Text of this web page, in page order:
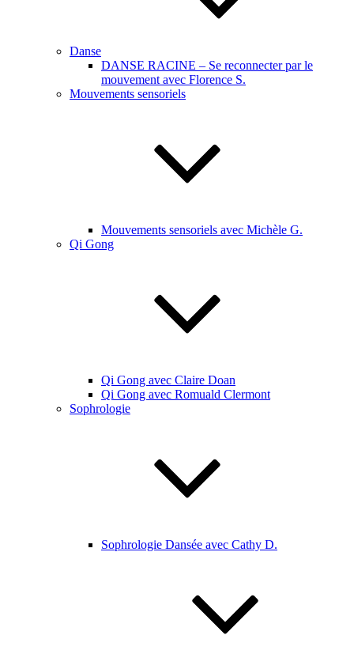
Danse
DANSE RACINE – Se reconnecter par le
mouvement avec Florence S.
Mouvements sensoriels
Mouvements sensoriels avec Michèle G.
Qi Gong
Qi Gong avec Claire Doan
Qi Gong avec Romuald Clermont
Sophrologie
Sophrologie Dansée avec Cathy D.